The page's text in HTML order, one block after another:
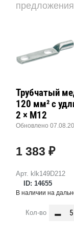
предложения
Арт. klk149D212
ID: 14655
Трубчатый
120 мм² с
2 × М12
Обновлено
1 383 ₽
В наличии на
Кол-во -